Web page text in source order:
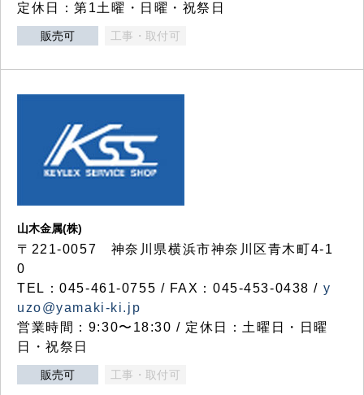
定休日：第1土曜・日曜・祝祭日
販売可 工事・取付可
山木金属(株)
〒221-0057 神奈川県横浜市神奈川区青木町4-1
0
TEL：045-461-0755 / FAX：045-453-0438 / y
uzo@yamaki-ki.jp
営業時間：9:30〜18:30 / 定休日：土曜日・日曜
日・祝祭日
販売可 工事・取付可